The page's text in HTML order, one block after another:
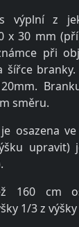
výplní z
x 30 mm
při
šířce
směru.
osazena
upravit)
160 cm
1/3 z